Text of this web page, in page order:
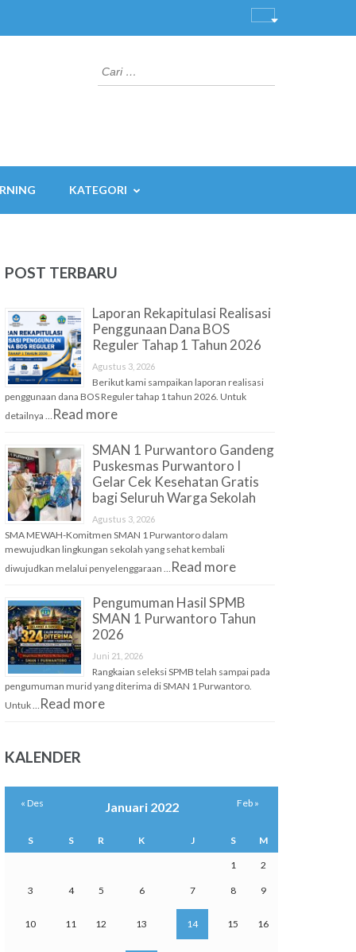
Cari
untuk:
KATEGORI
POST TERBARU
Laporan Rekapitulasi Realisasi
Penggunaan Dana BOS
Reguler Tahap 1 Tahun 2026
Agustus 3, 2026
Berikut kami sampaikan laporan realisasi
penggunaan dana BOS Reguler tahap 1 tahun 2026. Untuk
detailnya … Read more
SMAN 1 Purwantoro Gandeng
Puskesmas Purwantoro I
Gelar Cek Kesehatan Gratis
bagi Seluruh Warga Sekolah
Agustus 3, 2026
SMA MEWAH-Komitmen SMAN 1 Purwantoro dalam
mewujudkan lingkungan sekolah yang sehat kembali
diwujudkan melalui penyelenggaraan … Read more
Pengumuman Hasil SPMB
SMAN 1 Purwantoro Tahun
2026
Juni 21, 2026
Rangkaian seleksi SPMB telah sampai pada
pengumuman murid yang diterima di SMAN 1 Purwantoro.
Untuk … Read more
KALENDER
Januari 2022
S S R K J S M
1 2
3 4 5 6 7 8 9
10 11 12 13 14 15 16
« Des Feb »